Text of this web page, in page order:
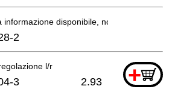
informazione disponibile, non ordinabile
2
l/r +
3 2.93